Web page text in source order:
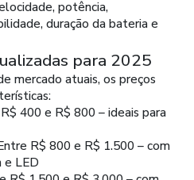
potência,
duração da bateria e
para 2025
mercado atuais, os preços
400 e R$ 800 – ideais para
R$ 800 e R$ 1.500 – com
e LED